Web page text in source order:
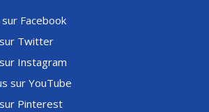
Facebook
Twitter
Instagram
sur YouTube
Pinterest